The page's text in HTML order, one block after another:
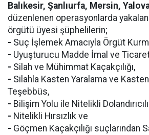
Balıkesir, Şanlıurfa, Mersin,
düzenlenen operasyonlarda
örgütü üyesi şüphelilerin;
- Suç İşlemek Amacıyla Örgüt
- Uyuşturucu Madde İmal ve
- Silah ve Mühimmat Kaçakçılığı,
- Silahla Kasten Yaralama ve
Teşebbüs,
- Bilişim Yolu ile Nitelikli
- Nitelikli Hırsızlık ve
- Göçmen Kaçakçılığı suçlarından